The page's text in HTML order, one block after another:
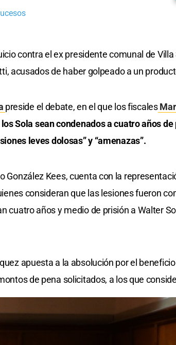
contra el ex presidente comunal de Villa
acusados de haber golpeado a un
preside el debate, en el que los fiscales
Sola sean condenados a cuatro años
leves dolosas” y “amenazas”.
González Kees, cuenta con la
consideran que las lesiones fueron
cuatro años y medio de prisión a Walter
apuesta a la absolución por el
de pena solicitados, a los que